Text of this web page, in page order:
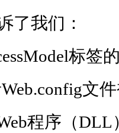
了我们：
标签
文
程序（DLL